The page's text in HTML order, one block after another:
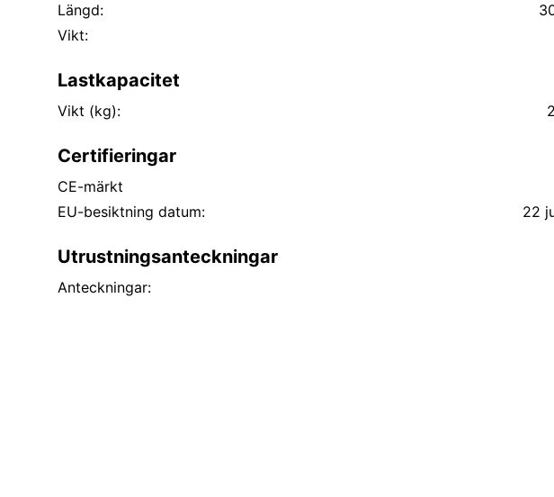
Längd:
Vikt:
Lastkapacitet
Vikt (kg):
Certifieringar
CE-märkt
EU-besiktning datum:
22
Utrustningsanteckningar
Anteckningar: